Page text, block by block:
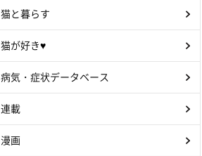
猫と暮らす
猫が好き♥
病気・症状データベース
連載
漫画